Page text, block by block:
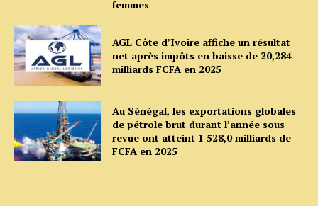
femmes
AGL Côte d’Ivoire affiche un résultat
net après impôts en baisse de 20,284
milliards FCFA en 2025
Au Sénégal, les exportations globales
de pétrole brut durant l’année sous
revue ont atteint 1 528,0 milliards de
FCFA en 2025